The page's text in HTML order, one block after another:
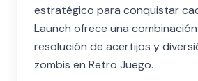
estratégico para conquistar
Launch ofrece una
resolución de acertijos y
zombis en Retro Juego.